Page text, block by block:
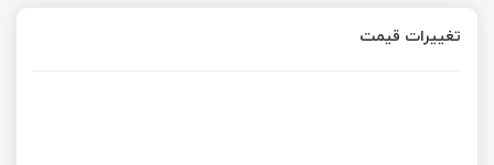
تغییرات قیمت